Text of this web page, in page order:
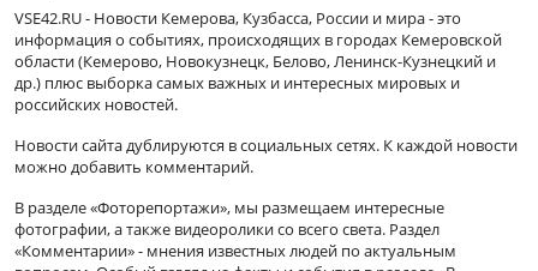
VSE42.RU - Новости Кемерова, Кузбасса, России и мира - это
информация о событиях, происходящих в городах Кемеровской
области (Кемерово, Новокузнецк, Белово, Ленинск-Кузнецкий и
др.) плюс выборка самых важных и интересных мировых и
российских новостей.
Новости сайта дублируются в социальных сетях. К каждой новости
можно добавить комментарий.
В разделе «Фоторепортажи», мы размещаем интересные
фотографии, а также видеоролики со всего света. Раздел
«Комментарии» - мнения известных людей по актуальным